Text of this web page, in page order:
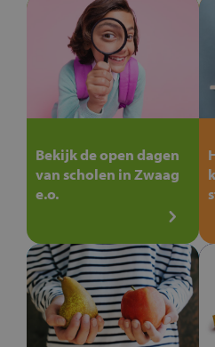
Bekijk de open dagen
van scholen in Zwaag
e.o.